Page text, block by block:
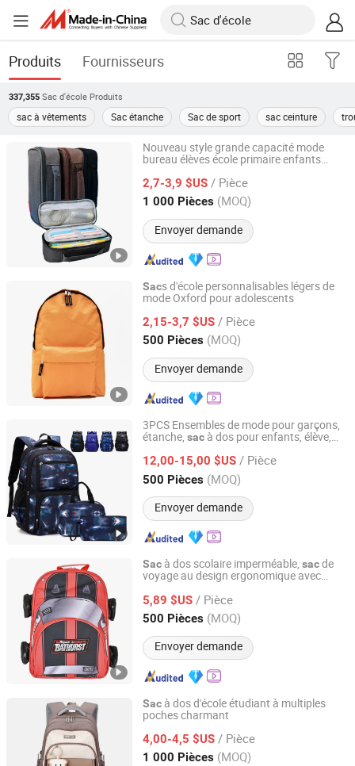
Produits Fournisseurs
337,355 Sac d'école Produits
sac à vêtements Sac étanche Sac de sport sac ceinture
Nouveau style grande capacité mode
bureau élèves école primaire enfants
et stylos boîte pochette
2,7-3,9 $US / Pièce
1 000 Pièces (MOQ)
Envoyer demande
JU MEI (GUANGZHOU) BAGS COMPANY LIMITED
Guangdong, China Depuis 2011
Sacs d'école personnalisables légers de
mode Oxford pour adolescents
2,15-3,7 $US / Pièce
500 Pièces (MOQ)
Envoyer demande
Yiwu City Bo Chi Bag Co., Ltd.
Zhejiang, China Depuis 2025
3PCS Ensembles de mode pour garçons,
étanche, sac à dos pour enfants, élève,
12,00-15,00 $US / Pièce
500 Pièces (MOQ)
Envoyer demande
JU MEI (GUANGZHOU) BAGS COMPANY LIMITED
Guangdong, China Depuis 2011
Sac à dos scolaire imperméable, sacde
voyage au design ergonomique avec
et adolescents
5,89 $US / Pièce
500 Pièces (MOQ)
Envoyer demande
Fujian Top Trade Co., Ltd.
Fujian, China Depuis 2020
Sac à dos d'école étudiant à multiples
poches charmant
4,00-4,5 $US / Pièce
1 000 Pièces (MOQ)
Popseller(Xiamen) Imp. & Exp. Co. Ltd
Fujian, China Depuis 2024